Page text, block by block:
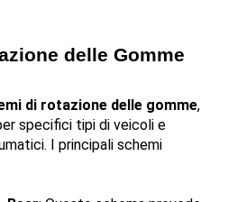
delle Gomme
di rotazione delle gomme,
specifici tipi di veicoli e
I principali schemi